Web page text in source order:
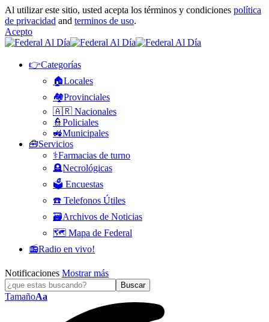
Al utilizar este sitio, usted acepta los términos y condiciones política
de privacidad and terminos de uso.
Acepto
👉Categorías
🏠Locales
🏘️Provinciales
🇦🇷 Nacionales
👮Policiales
🚜Municipales
🧰Servicios
⚕️Farmacias de turno
🪦Necrológicas
🗳️ Encuestas
☎️ Telefonos Útiles
🗃️Archivos de Noticias
🗺️ Mapa de Federal
📻Radio en vivo!
Notificaciones Mostrar más
TamañoAa